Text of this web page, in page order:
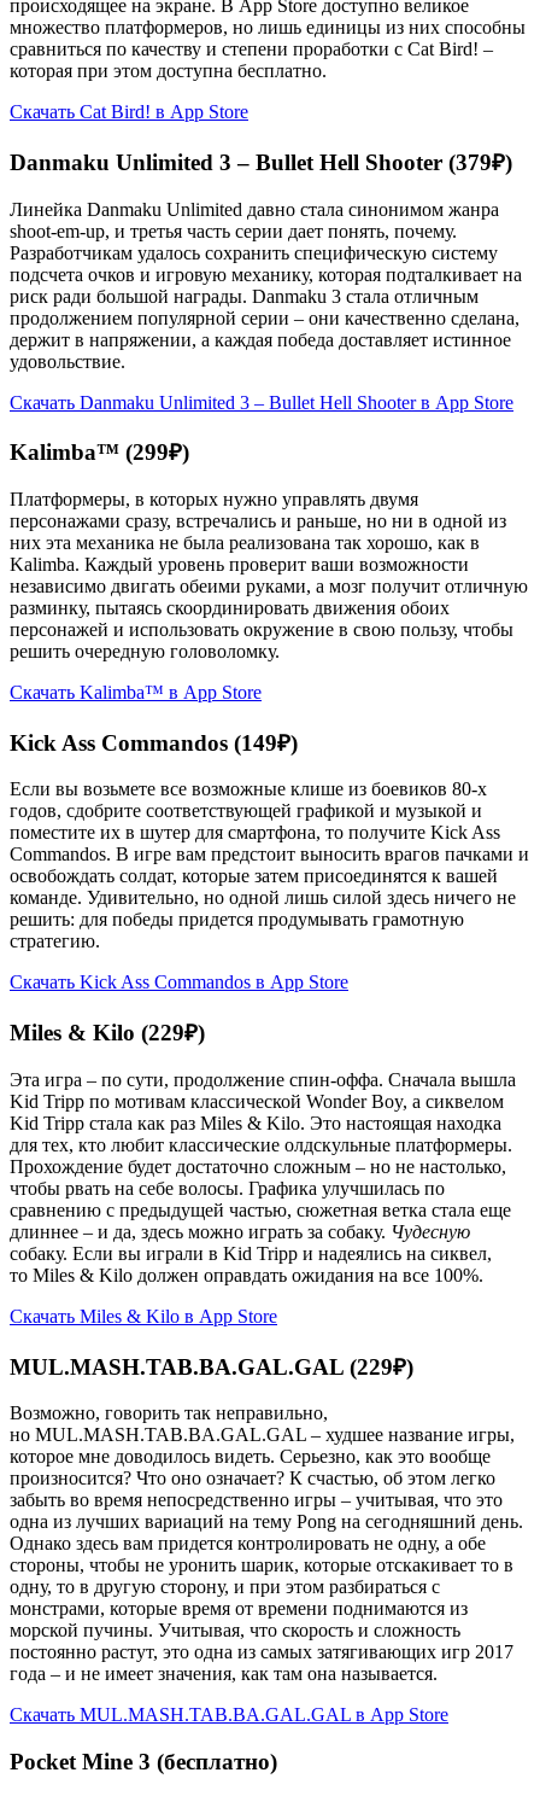
происходящее на экране. В App Store доступно великое
множество платформеров, но лишь единицы из них способны
сравниться по качеству и степени проработки с Cat Bird! –
которая при этом доступна бесплатно.
Скачать Cat Bird! в App Store
Danmaku Unlimited 3 – Bullet Hell Shooter (379₽)
Линейка Danmaku Unlimited давно стала синонимом жанра
shoot-em-up, и третья часть серии дает понять, почему.
Разработчикам удалось сохранить специфическую систему
подсчета очков и игровую механику, которая подталкивает на
риск ради большой награды. Danmaku 3 стала отличным
продолжением популярной серии – они качественно сделана,
держит в напряжении, а каждая победа доставляет истинное
удовольствие.
Скачать Danmaku Unlimited 3 – Bullet Hell Shooter в App Store
Kalimba™ (299₽)
Платформеры, в которых нужно управлять двумя
персонажами сразу, встречались и раньше, но ни в одной из
них эта механика не была реализована так хорошо, как в
Kalimba. Каждый уровень проверит ваши возможности
независимо двигать обеими руками, а мозг получит отличную
разминку, пытаясь скоординировать движения обоих
персонажей и использовать окружение в свою пользу, чтобы
решить очередную головоломку.
Скачать Kalimba™ в App Store
Kick Ass Commandos (149₽)
Если вы возьмете все возможные клише из боевиков 80-х
годов, сдобрите соответствующей графикой и музыкой и
поместите их в шутер для смартфона, то получите Kick Ass
Commandos. В игре вам предстоит выносить врагов пачками и
освобождать солдат, которые затем присоединятся к вашей
команде. Удивительно, но одной лишь силой здесь ничего не
решить: для победы придется продумывать грамотную
стратегию.
Скачать Kick Ass Commandos в App Store
Miles & Kilo (229₽)
Эта игра – по сути, продолжение спин-оффа. Сначала вышла
Kid Tripp по мотивам классической Wonder Boy, а сиквелом
Kid Tripp стала как раз Miles & Kilo. Это настоящая находка
для тех, кто любит классические олдскульные платформеры.
Прохождение будет достаточно сложным – но не настолько,
чтобы рвать на себе волосы. Графика улучшилась по
сравнению с предыдущей частью, сюжетная ветка стала еще
длиннее – и да, здесь можно играть за собаку. Чудесную
собаку. Если вы играли в Kid Tripp и надеялись на сиквел,
то Miles & Kilo должен оправдать ожидания на все 100%.
Скачать Miles & Kilo в App Store
MUL.MASH.TAB.BA.GAL.GAL (229₽)
Возможно, говорить так неправильно,
но MUL.MASH.TAB.BA.GAL.GAL – худшее название игры,
которое мне доводилось видеть. Серьезно, как это вообще
произносится? Что оно означает? К счастью, об этом легко
забыть во время непосредственно игры – учитывая, что это
одна из лучших вариаций на тему Pong на сегодняшний день.
Однако здесь вам придется контролировать не одну, а обе
стороны, чтобы не уронить шарик, которые отскакивает то в
одну, то в другую сторону, и при этом разбираться с
монстрами, которые время от времени поднимаются из
морской пучины. Учитывая, что скорость и сложность
постоянно растут, это одна из самых затягивающих игр 2017
года – и не имеет значения, как там она называется.
Скачать MUL.MASH.TAB.BA.GAL.GAL в App Store
Pocket Mine 3 (бесплатно)